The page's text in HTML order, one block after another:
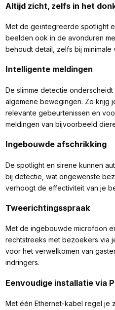
Altijd zicht, zelfs in het
Met de geïntegreerde spotlight
beelden ook in de avonduren
behoudt detail, zelfs bij minimale
Intelligente meldingen
De slimme detectie
algemene bewegingen. Zo krijg
relevante gebeurtenissen en
meldingen van bijvoorbeeld
Ingebouwde afschrikking
De spotlight en sirene kunnen
bij detectie, wat ongewenste
verhoogt de effectiviteit van je
Tweerichtingsspraak
Met de ingebouwde microfoon
rechtstreeks met bezoekers via
voor het verwelkomen van
indringers.
Eenvoudige installatie via
Met één Ethernet-kabel regel je